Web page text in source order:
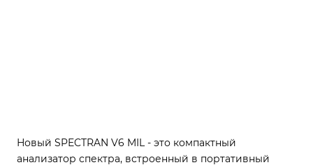
Новый SPECTRAN V6 MIL - это компактный
анализатор спектра, встроенный в портативный